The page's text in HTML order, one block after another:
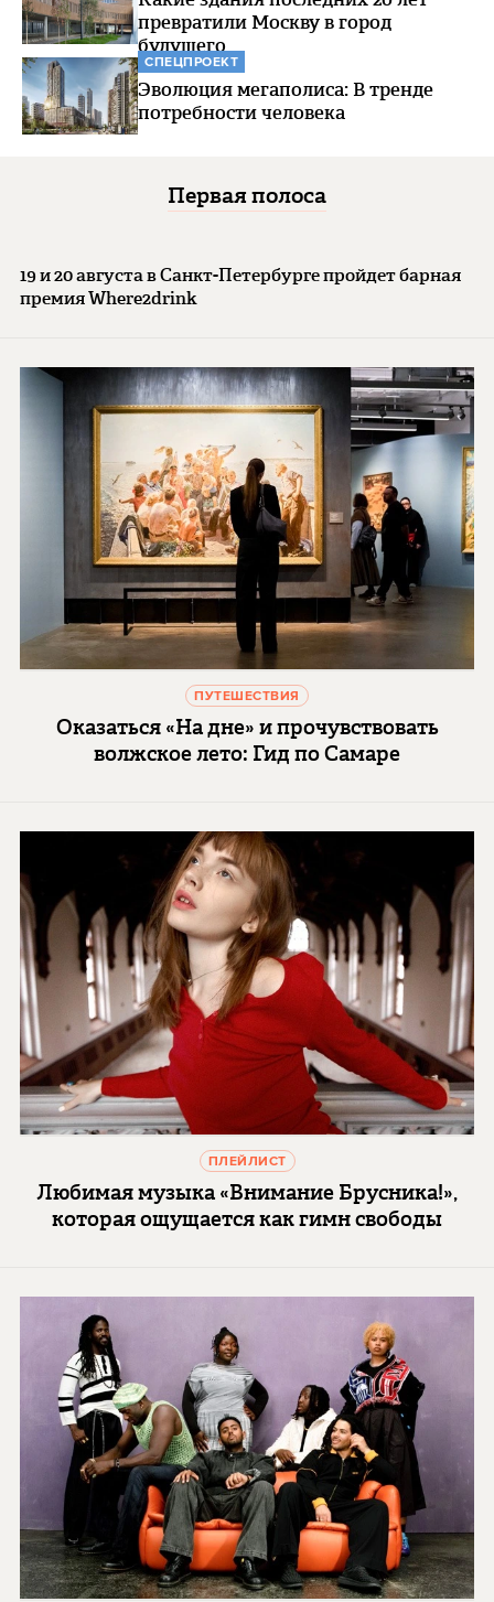
превратили Москву в город
будущего
СПЕЦПРОЕКТ
Эволюция мегаполиса: В тренде
потребности человека
Первая полоса
19 и 20 августа в Санкт-Петербурге пройдет барная
премия Where2drink
ПУТЕШЕСТВИЯ
Оказаться «На дне» и прочувствовать
волжское лето: Гид по Самаре
ПЛЕЙЛИСТ
Любимая музыка «Внимание Брусника!»,
которая ощущается как гимн свободы